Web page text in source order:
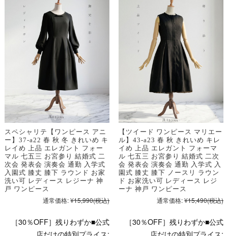
スペシャリテ【ワンピース アニ
ー】37-a22 春 秋 冬 きれいめ キ
レイめ 上品 エレガント フォー
マル 七五三 お宮参り 結婚式 二
次会 発表会 演奏会 通勤 入学式
入園式 膝丈 膝下 ラウンド お家
洗い可 レディース レジーナ 神
戸 ワンピース
通常価格:¥15,990(税込)
［30％OFF］残りわずか■公式
店だけの特別プライス:
【ツイード ワンピース マリエー
ル】43-a23 春 秋 きれいめ キレ
イめ 上品 エレガント フォーマ
ル 七五三 お宮参り 結婚式 二次
会 発表会 演奏会 通勤 入学式 入
園式 膝丈 膝下 ノースリ ラウン
ド お家洗い可 レディース レジ
ーナ 神戸 ワンピース
通常価格:¥15,490(税込)
［30％OFF］残りわずか■公式
店だけの特別プライス: